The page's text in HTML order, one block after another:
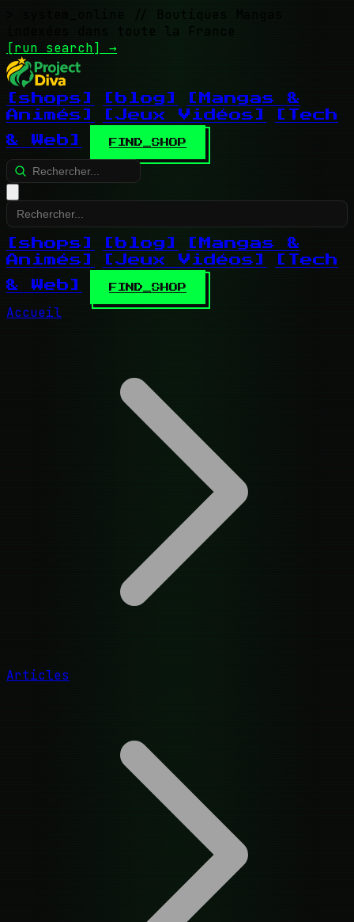
// Boutiques Mangas
indexées dans toute la France
[run search] →
[shops] [blog]
[Mangas &
Animés]
[Jeux Vidéos]
[Tech
& Web]
FIND_SHOP
[shops] [blog]
[Mangas &
Animés]
[Jeux Vidéos]
[Tech
& Web]
FIND_SHOP
Accueil
Articles